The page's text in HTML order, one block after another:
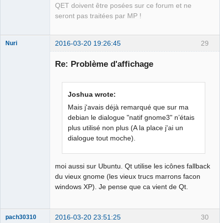
QET doivent être posées sur ce forum et ne
seront pas traitées par MP !
29
Nuri 2016-03-20 19:26:45
Re: Problème d'affichage
Joshua wrote:
Mais j'avais déjà remarqué que sur ma
debian le dialogue "natif gnome3" n’étais
plus utilisé non plus (A la place j'ai un
dialogue tout moche).
moi aussi sur Ubuntu. Qt utilise les icônes fallback
du vieux gnome (les vieux trucs marrons facon
windows XP). Je pense que ca vient de Qt.
30
pach30310 2016-03-20 23:51:25